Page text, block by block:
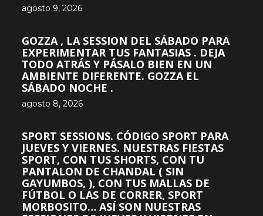
agosto 9, 2026
GOZZA , LA SESSION DEL SÁBADO PARA
EXPERIMENTAR TUS FANTASIAS . DEJA
TODO ATRÁS Y PÁSALO BIEN EN UN
AMBIENTE DIFERENTE. GOZZA EL
SÁBADO NOCHE .
agosto 8, 2026
SPORT SESSIONS. CÓDIGO SPORT PARA
JUEVES Y VIERNES. NUESTRAS FIESTAS
SPORT, CON TUS SHORTS, CON TU
PANTALON DE CHANDAL ( SIN
GAYUMBOS, ), CON TUS MALLAS DE
FÚTBOL O LAS DE CORRER, SPORT
MORBOSITO… ASÍ SON NUESTRAS